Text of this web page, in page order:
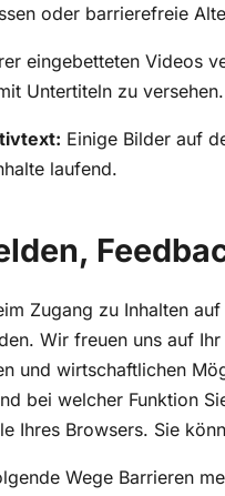
oder barrierefreie
eingebetteten Videos
Untertiteln zu versehen.
Einige Bilder auf
laufend.
Zugang zu Inhalten auf
Wir freuen uns auf
und wirtschaftlichen
bei welcher Funktion
Ihres Browsers. Sie
Wege Barrieren